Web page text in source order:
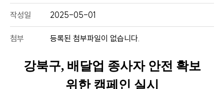
작성일 2025-05-01
첨부 등록된 첨부파일이 없습니다.
강북구, 배달업 종사자 안전 확보
위한 캠페인 실시